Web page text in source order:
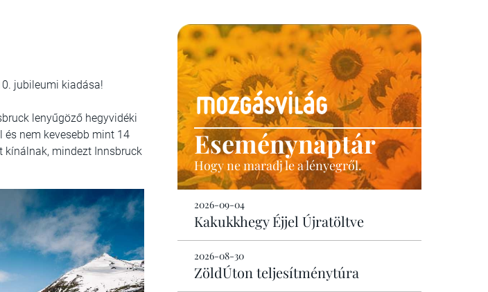
jubileumi kiadása!
lenyűgöző hegyvidéki
nem kevesebb mint 14
kínálnak, mindezt Innsbruck
Eseménynaptár
Hogy ne maradj le a lényegről.
2026-09-04
Kakukkhegy Éjjel Újratöltve
2026-08-30
ZöldÚton teljesítménytúra